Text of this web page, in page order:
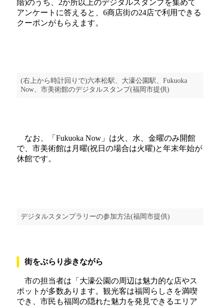
階)のうち、2か所以上のデジタルスタンプを集めて
アンケートに答えると、6商店街の24店で利用できる
クーポンがもらえます。
(右上から時計回りで)六本松駅、大濠公園駅、Fukuoka
Now、市美術館のデジタルスタンプ(福岡市提供)
なお、「Fukuoka Now」は火、水、金曜のみ開館
で、市美術館は月曜(祝日の場合は火曜)と年末年始が
休館です。
デジタルスタンプラリーの参加方法(福岡市提供)
街をぶらり歩きながら
市の担当者は「大濠公園の周辺は魅力的な店やス
ポットが多数あります。観光客は福岡らしさを満喫
でき、市民も福岡の隠れた魅力を発見できるエリア